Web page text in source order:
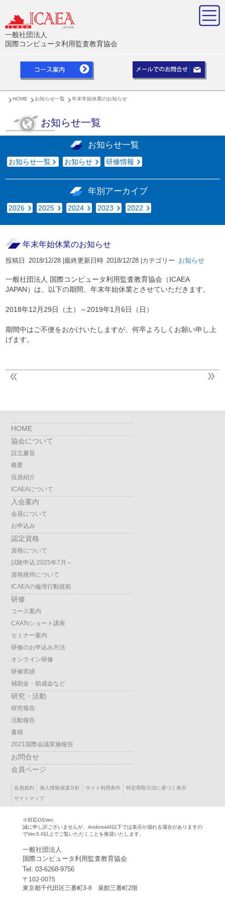
一般社団法人
国際コンピュータ利用監査教育協会
HOME お知らせ一覧 年末年始休業のお知らせ
お知らせ一覧
お知らせ一覧
お知らせ一覧 お知らせ 研修情報
年別アーカイブ
2026 2025 2024 2023 2022
年末年始休業のお知らせ
投稿日 2018/12/28 | 最終更新日時 2018/12/28 | カテゴリー お知らせ
一般社団法人 国際コンピュータ利用監査教育協会（ICAEA
JAPAN）は、以下の期間、年末年始休業とさせていただきます。
2018年12月29日（土）～2019年1月6日（日）
期間中はご不便をおかけいたしますが、何卒よろしくお願い申し上
げます。
HOME
協会について
設立趣旨
概要
役員紹介
ICAEAについて
入会案内
会員について
お申込み
認定資格
資格について
試験申込:2025年7月～
資格維持について
ICAEAの倫理行動規範
研修
コース案内
CAATsショート講座
セミナー案内
研修のお申込み方法
オンライン研修
研修実績
補助金・助成金など
研究・活動
研究報告
活動報告
書籍
2021国際会議実施報告
お問合せ
会員ページ
会員規約 個人情報保護方針 サイト利用条件
特定商取引法に基づく表示
サイトマップ
※対応OSVer.
誠に申し訳ございませんが、Andoroid4以下では表示が崩れる場合がありますの
でVer.5.0以上でご覧いただくことを推奨いたします。
一般社団法人
国際コンピュータ利用監査教育協会
Tel: 03-6268-9756
〒102-0075
東京都千代田区三番町3-8 泉館三番町2階